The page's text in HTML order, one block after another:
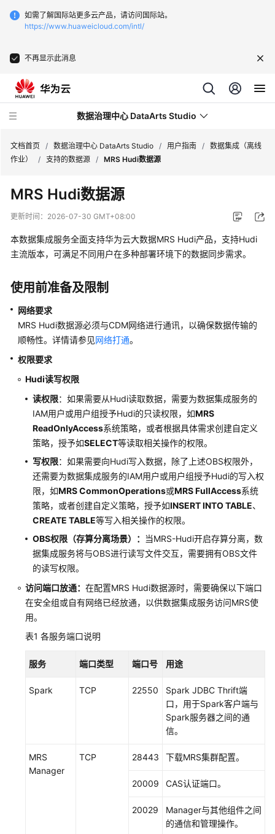
如需了解国际站更多云产品，请访问国际站。
https://www.huaweicloud.com/intl/
不再显示此消息
数据治理中心 DataArts Studio
新
动
服
公
告
产
品
绍
法
门
户
指
南
DataArts
使
流
并
配
文档首页 / 数据治理中心 DataArts Studio / 用户指南 / 数据集成（离线
作业）
/ 支持的数据源 / MRS Hudi数据源
MRS Hudi数据源
更新时间： 2026-07-30 GMT+08:00
本数据集成服务全面支持华为云大数据MRS Hudi产品，支持Hudi
主流版本，可满足不同用户在多种部署环境下的数据同步需求。
使用前准备及限制
网络要求
MRS Hudi数据源必须与CDM网络进行通讯，以确保数据传输的
顺畅性。详情请参见网络打通。
权限要求
Hudi读写权限
读权限：如果需要从Hudi读取数据，需要为数据集成服务的
IAM用户或用户组授予Hudi的只读权限，如MRS
ReadOnlyAccess系统策略，或者根据具体需求创建自定义
策略，授予如SELECT等读取相关操作的权限。
写权限：如果需要向Hudi写入数据，除了上述OBS权限外，
还需要为数据集成服务的IAM用户或用户组授予Hudi的写入权
限，如MRS CommonOperations或MRS FullAccess系统
策略，或者创建自定义策略，授予如INSERT INTO TABLE、
CREATE TABLE等写入相关操作的权限。
OBS权限（存算分离场景）： 当MRS-Hudi开启存算分离，数
据集成服务将与OBS进行读写文件交互，需要拥有OBS文件
的读写权限。
访问端口放通： 在配置MRS Hudi数据源时，需要确保以下端口
在安全组或自有网络已经放通，以供数据集成服务访问MRS使
用。
表1 各服务端口说明
服务 端口类型 端口号 用途
Spark TCP 22550
Spark JDBC Thrift端
口，用于Spark客户端与
Spark服务器之间的通
信。
MRS
Manager
TCP 28443 下载MRS集群配置。
20009 CAS认证端口。
20029
Manager与其他组件之间
的通信和管理操作。